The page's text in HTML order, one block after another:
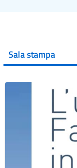
Sala stampa